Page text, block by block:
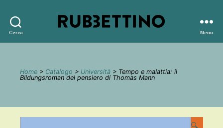
Cerca
editore
Menu
Home > Catalogo > Università > Tempo e malattia: il
Bildungsroman del pensiero di Thomas Mann
🔍